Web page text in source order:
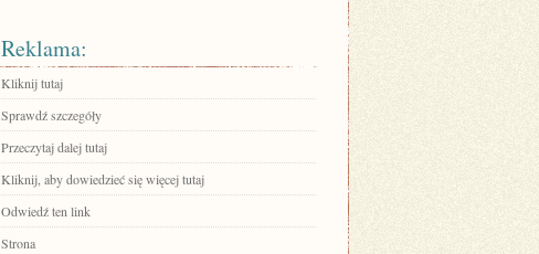
Reklama:
Kliknij tutaj
Sprawdź szczegóły
Przeczytaj dalej tutaj
Kliknij, aby dowiedzieć się więcej tutaj
Odwiedź ten link
Strona